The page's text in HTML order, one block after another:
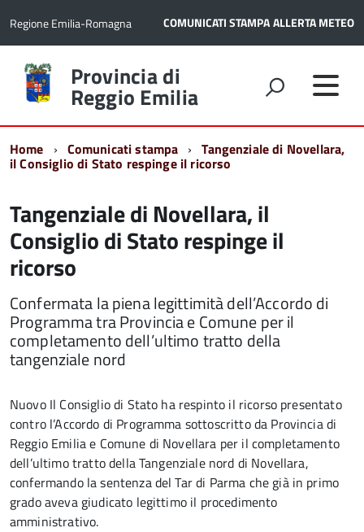
Regione Emilia-Romagna COMUNICATI STAMPAALLERTA METEO
Torna
alla
home
Provincia di
Reggio Emilia
Home Comunicati stampa Tangenziale di Novellara,
il Consiglio di Stato respinge il ricorso
Tangenziale di Novellara, il
Consiglio di Stato respinge il
ricorso
Confermata la piena legittimità dell’Accordo di
Programma tra Provincia e Comune per il
completamento dell’ultimo tratto della
tangenziale nord
Nuovo Il Consiglio di Stato ha respinto il ricorso presentato
contro l’Accordo di Programma sottoscritto da Provincia di
Reggio Emilia e Comune di Novellara per il completamento
dell’ultimo tratto della Tangenziale nord di Novellara,
confermando la sentenza del Tar di Parma che già in primo
grado aveva giudicato legittimo il procedimento
amministrativo.